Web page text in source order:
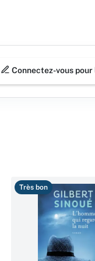
Connectez-vous pour
Très bon